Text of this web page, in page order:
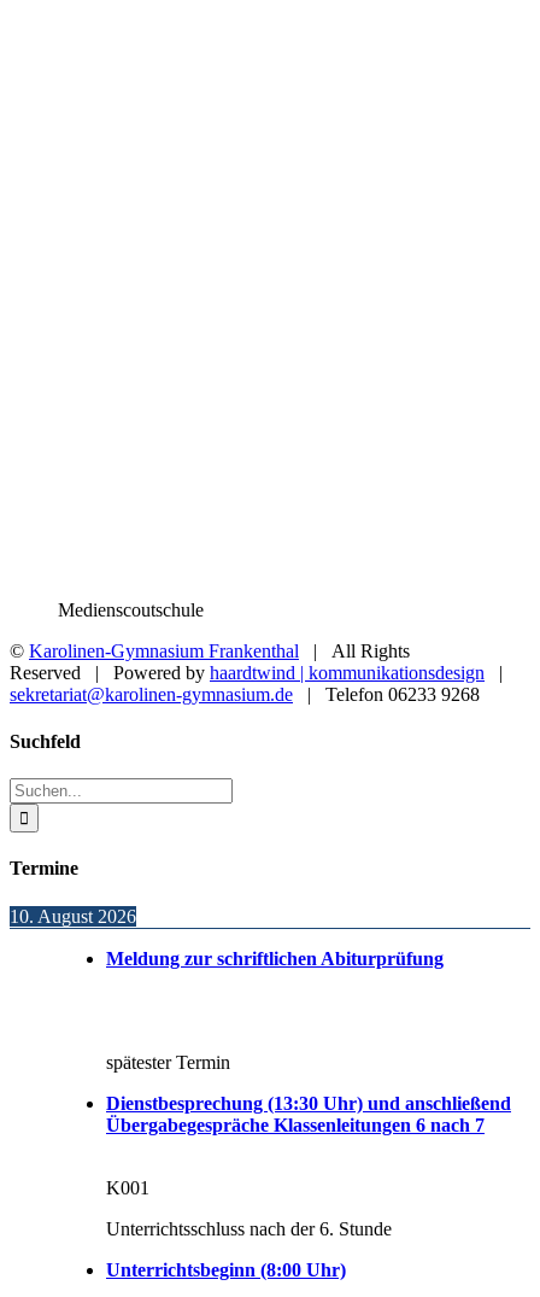
Medienscoutschule
© Karolinen-Gymnasium Frankenthal | All Rights
Reserved | Powered by haardtwind | kommunikationsdesign |
sekretariat@karolinen-gymnasium.de | Telefon 06233 9268
Toggle
Bar
Area
Suchfeld
Suche
nach:
Termine
10. August 2026
Meldung zur schriftlichen Abiturprüfung
spätester Termin
Dienstbesprechung (13:30 Uhr) und anschließend
Übergabegespräche Klassenleitungen 6 nach 7
K001
Unterrichtsschluss nach der 6. Stunde
Unterrichtsbeginn (8:00 Uhr)